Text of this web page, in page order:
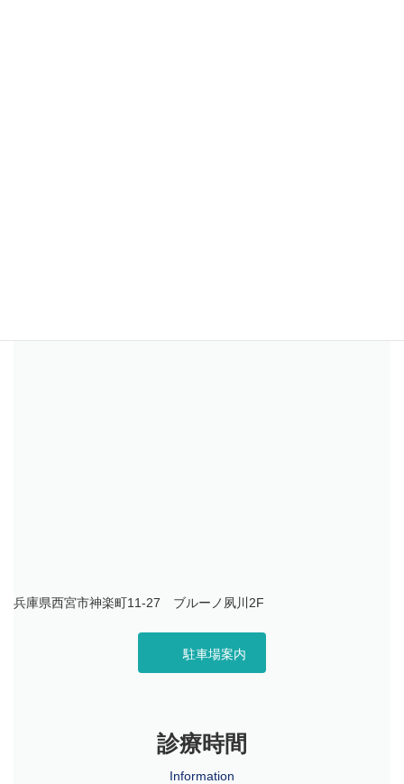
兵庫県西宮市神楽町11-27 ブルーノ夙川2F
駐車場案内
診療時間
Information